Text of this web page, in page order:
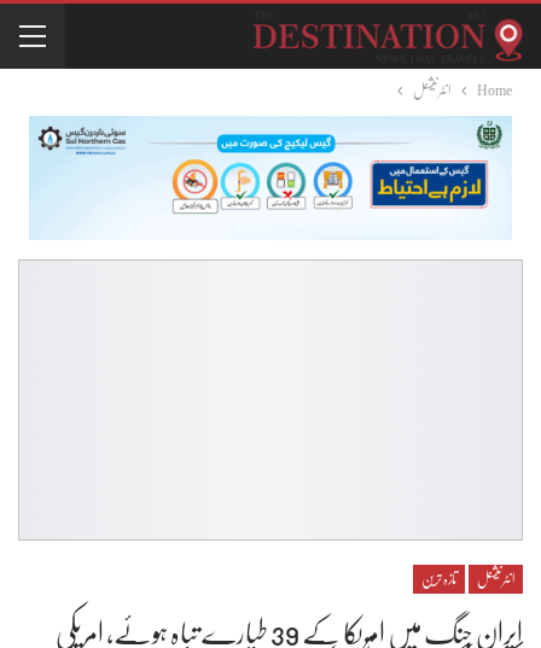
Home انٹرنیشنل
انٹرنیشنل تازہ ترین
ایران جنگ میں امریکا کے 39 طیارے تباہ ہوئے، امریکی